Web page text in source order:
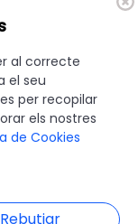
- Tots els drets
privacitat|
al correcte
el seu
per recopilar
els nostres
de Cookies
Rebutjar